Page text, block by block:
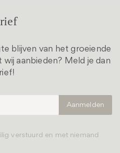
blijven van het groeiende
aanbieden? Meld je dan
verstuurd en met niemand